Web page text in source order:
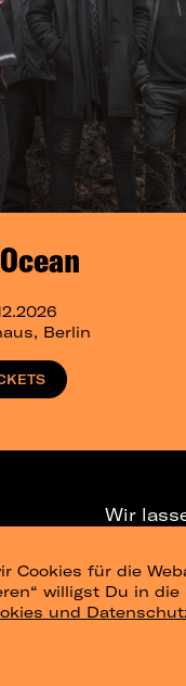
Berlin
für die
willigst Du in
und
Wir